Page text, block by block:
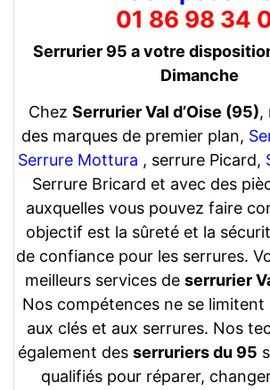
01 86 98 34
Serrurier 95 a votre
Dimanche
Chez Serrurier Val d’Oise (95),
des marques de premier plan,
Serrure Mottura , serrure Picard,
Serrure Bricard et avec des
auxquelles vous pouvez faire
objectif est la sûreté et la
de confiance pour les serrures.
meilleurs services de serrurier
Nos compétences ne se limitent
aux clés et aux serrures. Nos
également des serruriers du 95
qualifiés pour réparer,